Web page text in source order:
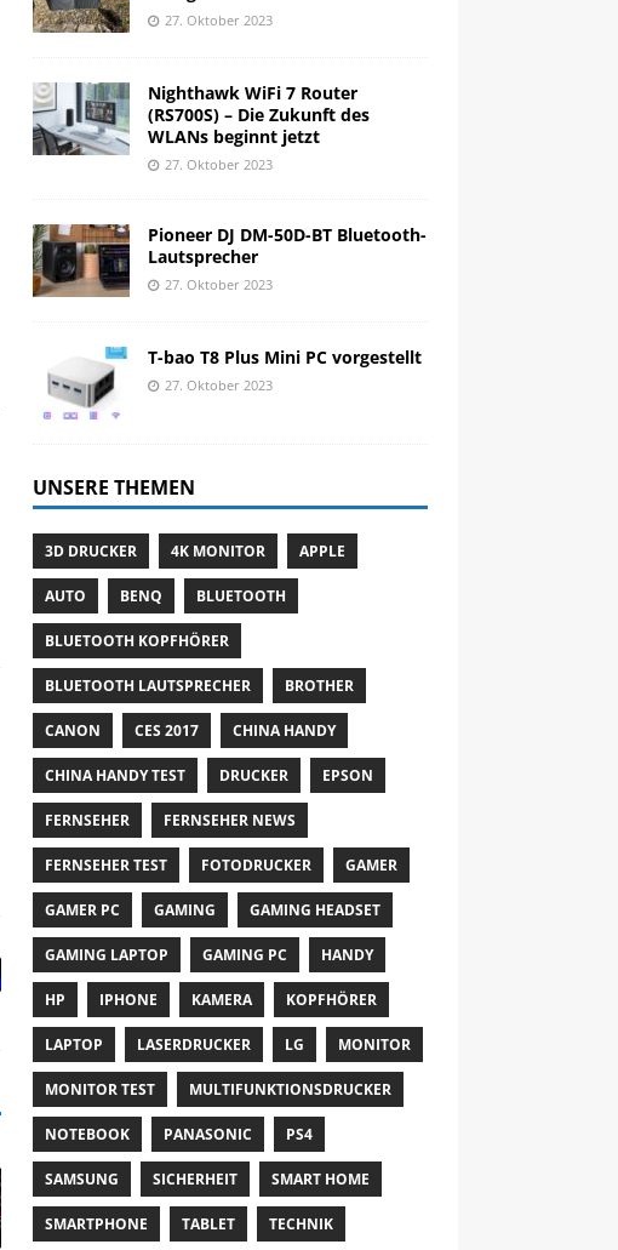
27. Oktober 2023
Nighthawk WiFi 7 Router
(RS700S) – Die Zukunft des
WLANs beginnt jetzt
27. Oktober 2023
Pioneer DJ DM-50D-BT Bluetooth-
Lautsprecher
27. Oktober 2023
T-bao T8 Plus Mini PC vorgestellt
27. Oktober 2023
UNSERE THEMEN
3D DRUCKER 4K MONITOR APPLE
AUTO BENQ BLUETOOTH
BLUETOOTH KOPFHÖRER
BLUETOOTH LAUTSPRECHER BROTHER
CANON CES 2017 CHINA HANDY
CHINA HANDY TEST DRUCKER EPSON
FERNSEHER FERNSEHER NEWS
FERNSEHER TEST FOTODRUCKER GAMER
GAMER PC GAMING GAMING HEADSET
GAMING LAPTOP GAMING PC HANDY
HP IPHONE KAMERA KOPFHÖRER
LAPTOP LASERDRUCKER LG MONITOR
MONITOR TEST MULTIFUNKTIONSDRUCKER
NOTEBOOK PANASONIC PS4
SAMSUNG SICHERHEIT SMART HOME
SMARTPHONE TABLET TECHNIK